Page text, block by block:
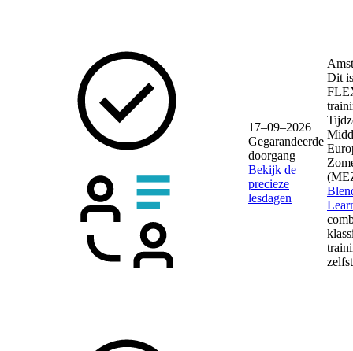
17–09–2026
Gegarandeerde
doorgang
Bekijk de
precieze
lesdagen
Dit